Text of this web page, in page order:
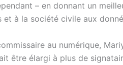
– en donnant un
et à la société civile aux
au numérique,
être élargi à plus de